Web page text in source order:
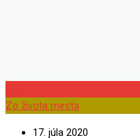
Zo života mesta
17. júla 2020